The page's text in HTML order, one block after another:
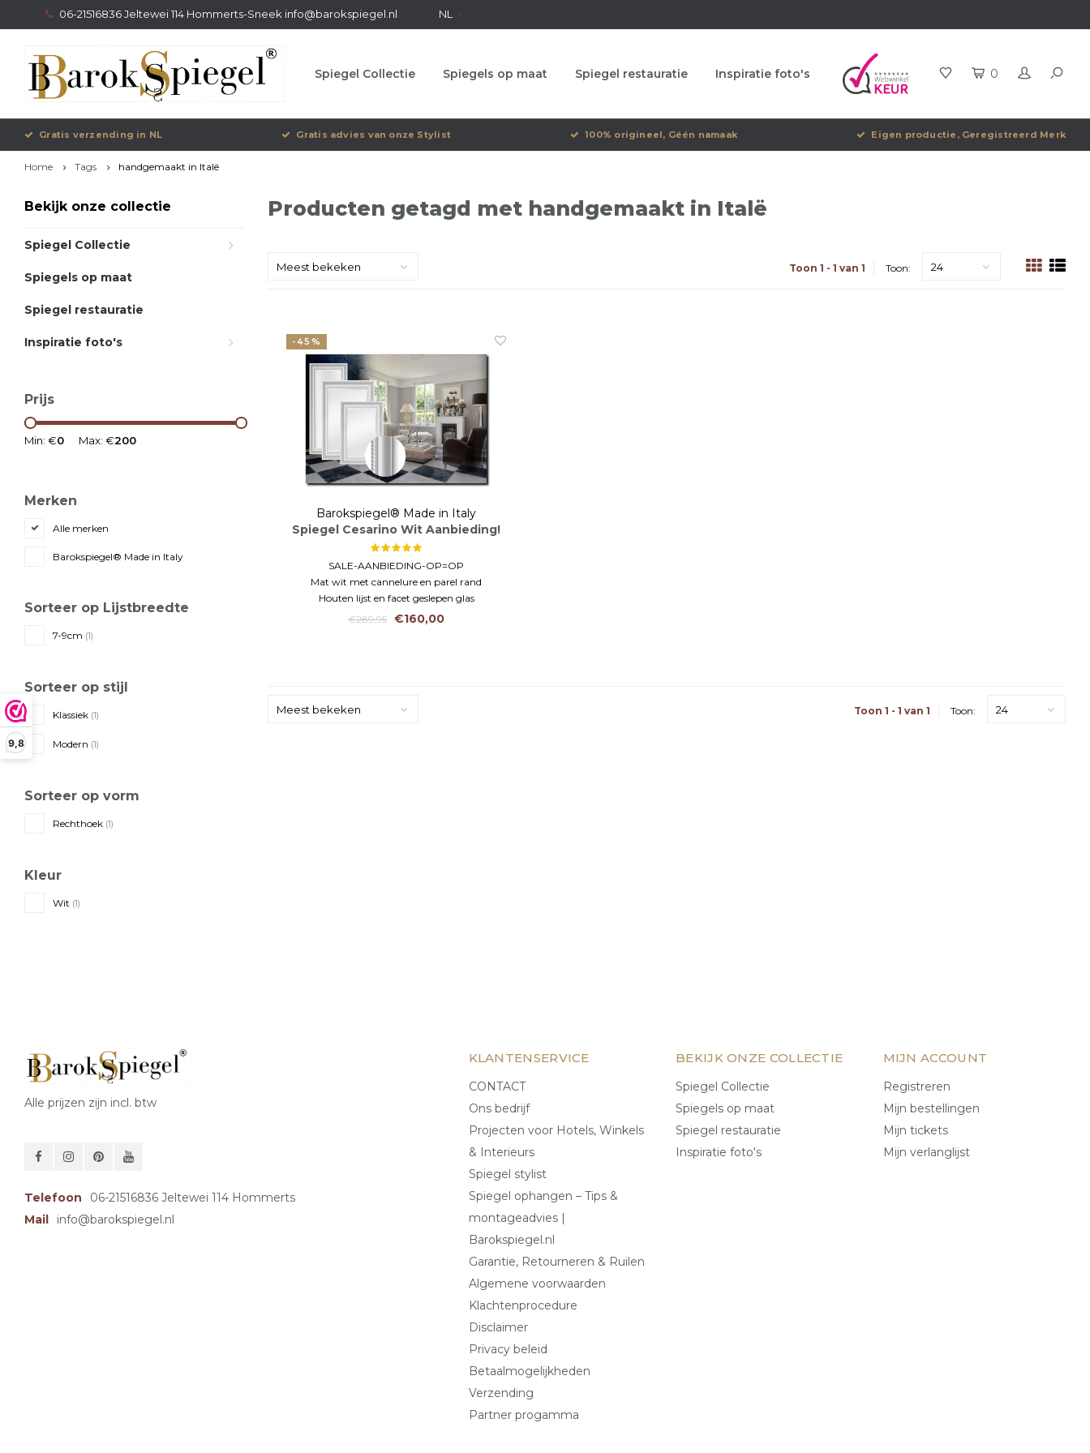
9,8
06-21516836 Jeltewei 114 Hommerts-Sneek info@barokspiegel.nl NL
Spiegel Collectie Spiegels op maat Spiegel restauratie Inspiratie foto's 0
Gratis verzending in NL Gratis advies van onze Stylist 100% origineel, Géén namaak Eigen productie, Geregistreerd Merk
Home Tags handgemaakt in Italë
Bekijk onze collectie
Spiegel Collectie
Spiegels op maat
Spiegel restauratie
Inspiratie foto's
Prijs
Min: €0 Max: €200
Merken
Alle merken
Barokspiegel® Made in Italy
Sorteer op Lijstbreedte
7-9cm (1)
Sorteer op stijl
Klassiek (1)
Modern (1)
Sorteer op vorm
Rechthoek (1)
Kleur
Wit (1)
Producten getagd met handgemaakt in Italë
Meest bekeken Toon 1 - 1 van 1 Toon: 24
-45%
Barokspiegel® Made in Italy
Spiegel Cesarino Wit Aanbieding!
SALE-AANBIEDING-OP=OP
Mat wit met cannelure en parel rand
Houten lijst en facet geslepen glas
€289,95
€160,00
Meest bekeken Toon 1 - 1 van 1 Toon: 24
Alle prijzen zijn incl. btw
Telefoon
06-21516836 Jeltewei 114 Hommerts
Mail
info@barokspiegel.nl
KLANTENSERVICE
CONTACT
Ons bedrijf
Projecten voor Hotels, Winkels
& Interieurs
Spiegel stylist
Spiegel ophangen – Tips &
montageadvies |
Barokspiegel.nl
Garantie, Retourneren & Ruilen
Algemene voorwaarden
Klachtenprocedure
Disclaimer
Privacy beleid
Betaalmogelijkheden
Verzending
Partner progamma
BEKIJK ONZE COLLECTIE
Spiegel Collectie
Spiegels op maat
Spiegel restauratie
Inspiratie foto's
MIJN ACCOUNT
Registreren
Mijn bestellingen
Mijn tickets
Mijn verlanglijst